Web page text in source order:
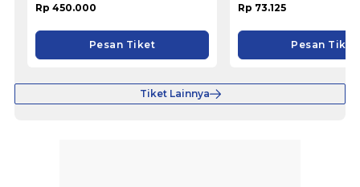
Rp 450.000
Pesan Tiket
Rp 73.125
Pesan Tiket
Tiket Lainnya